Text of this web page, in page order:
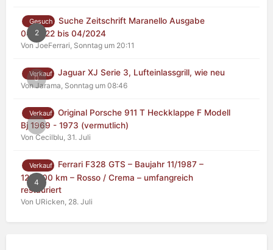
2
Gesuch
Suche Zeitschrift Maranello Ausgabe
04/2022 bis 04/2024
Von JoeFerrari, Sonntag um 20:11
0
Verkauf Jaguar XJ Serie 3, Lufteinlassgrill, wie neu
Von Jarama, Sonntag um 08:46
0
Verkauf
Original Porsche 911 T Heckklappe F Modell
Bj 1969 - 1973 (vermutlich)
Von Cecilblu, 31. Juli
4
Verkauf
Ferrari F328 GTS – Baujahr 11/1987 –
125.000 km – Rosso / Crema – umfangreich
restauriert
Von URicken, 28. Juli